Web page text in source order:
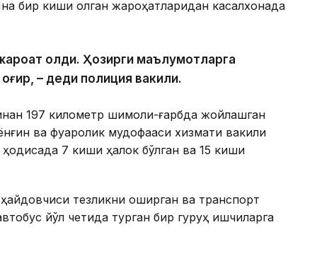
бир киши олган жароҳатларидан касалхонада
олди. Ҳозирги маълумотларга
оғир, – деди полиция вакили.
197 километр шимоли-ғарбда жойлашган
ва фуқаролик мудофааси хизмати вакили
7 киши ҳалок бўлган ва 15 киши
тезликни оширган ва транспорт
йўл четида турган бир гуруҳ ишчиларга